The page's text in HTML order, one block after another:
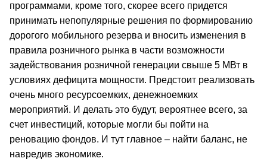
программами, кроме того, скорее всего придется
принимать непопулярные решения по формированию
дорогого мобильного резерва и вносить изменения в
правила розничного рынка в части возможности
задействования розничной генерации свыше 5 МВт в
условиях дефицита мощности. Предстоит реализовать
очень много ресурсоемких, денежноемких
мероприятий. И делать это будут, вероятнее всего, за
счет инвестиций, которые могли бы пойти на
реновацию фондов. И тут главное – найти баланс, не
навредив экономике.